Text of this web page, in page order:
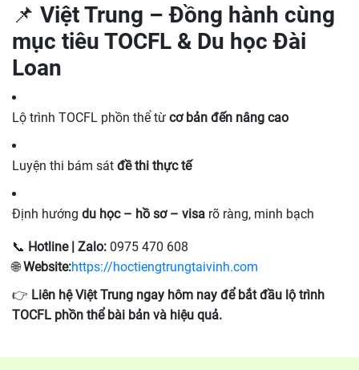
📌 Việt Trung – Đồng hành cùng
mục tiêu TOCFL & Du học Đài
Loan
Lộ trình TOCFL phồn thể từ cơ bản đến nâng cao
Luyện thi bám sát đề thi thực tế
Định hướng du học – hồ sơ – visa rõ ràng, minh bạch
📞 Hotline | Zalo: 0975 470 608
🌐Website:https://hoctiengtrungtaivinh.com
👉 Liên hệ Việt Trung ngay hôm nay để bắt đầu lộ trình
TOCFL phồn thể bài bản và hiệu quả.